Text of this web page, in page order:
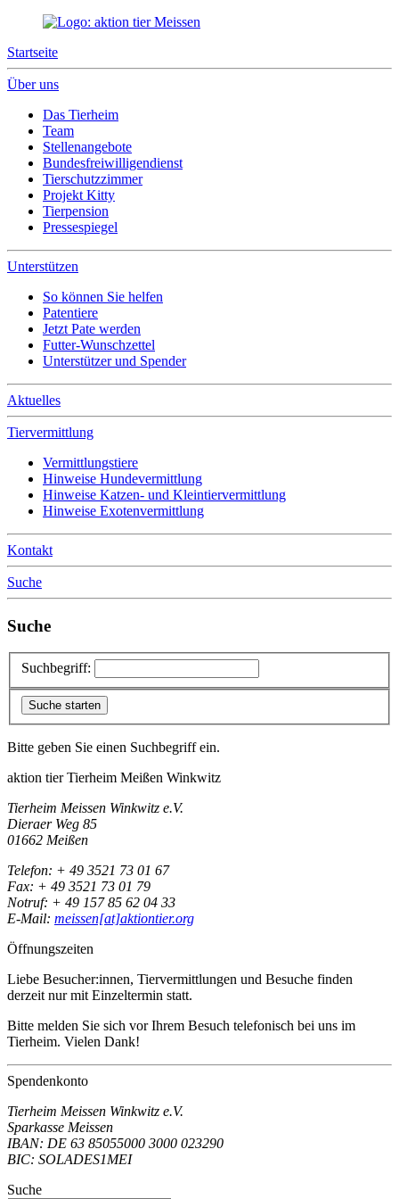
Startseite
Über uns
Das Tierheim
Team
Stellenangebote
Bundesfreiwilligendienst
Tierschutzzimmer
Projekt Kitty
Tierpension
Pressespiegel
Unterstützen
So können Sie helfen
Patentiere
Jetzt Pate werden
Futter-Wunschzettel
Unterstützer und Spender
Aktuelles
Tiervermittlung
Vermittlungstiere
Hinweise Hundevermittlung
Hinweise Katzen- und Kleintiervermittlung
Hinweise Exotenvermittlung
Kontakt
Suche
Suche
Suchbegriff:
Bitte geben Sie einen Suchbegriff ein.
aktion tier Tierheim Meißen Winkwitz
Tierheim Meissen Winkwitz e.V.
Dieraer Weg 85
01662 Meißen
Telefon: + 49 3521 73 01 67
Fax: + 49 3521 73 01 79
Notruf: + 49 157 85 62 04 33
E-Mail: meissen[at]aktiontier.org
Öffnungszeiten
Liebe Besucher:innen, Tiervermittlungen und Besuche finden
derzeit nur mit Einzeltermin statt.
Bitte melden Sie sich vor Ihrem Besuch telefonisch bei uns im
Tierheim. Vielen Dank!
Spendenkonto
Tierheim Meissen Winkwitz e.V.
Sparkasse Meissen
IBAN: DE 63 85055000 3000 023290
BIC: SOLADES1MEI
Suche